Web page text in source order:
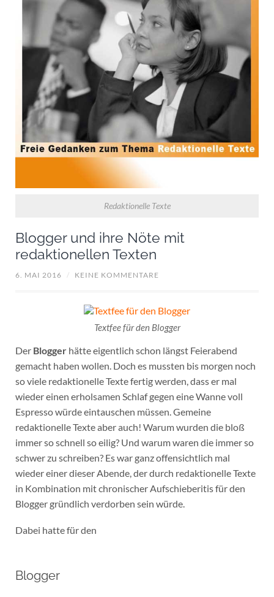
Redaktionelle Texte
Blogger und ihre Nöte mit
redaktionellen Texten
6. MAI 2016 / KEINE KOMMENTARE
Textfee für den Blogger
Der Bloggerhätte eigentlich schon längst Feierabend
gemacht haben wollen. Doch es mussten bis morgen noch
so viele redaktionelle Texte fertig werden, dass er mal
wieder einen erholsamen Schlaf gegen eine Wanne voll
Espresso würde eintauschen müssen. Gemeine
redaktionelle Texte aber auch! Warum wurden die bloß
immer so schnell so eilig? Und warum waren die immer so
schwer zu schreiben? Es war ganz offensichtlich mal
wieder einer dieser Abende, der durch redaktionelle Texte
in Kombination mit chronischer Aufschieberitis für den
Blogger gründlich verdorben sein würde.
Dabei hatte für den
Blogger